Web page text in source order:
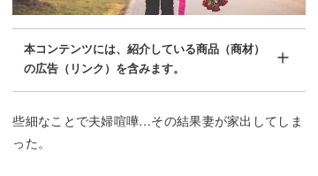
本コンテンツには、紹介している商品（商材）
の広告（リンク）を含みます。
些細なことで夫婦喧嘩…その結果妻が家出してしま
った。